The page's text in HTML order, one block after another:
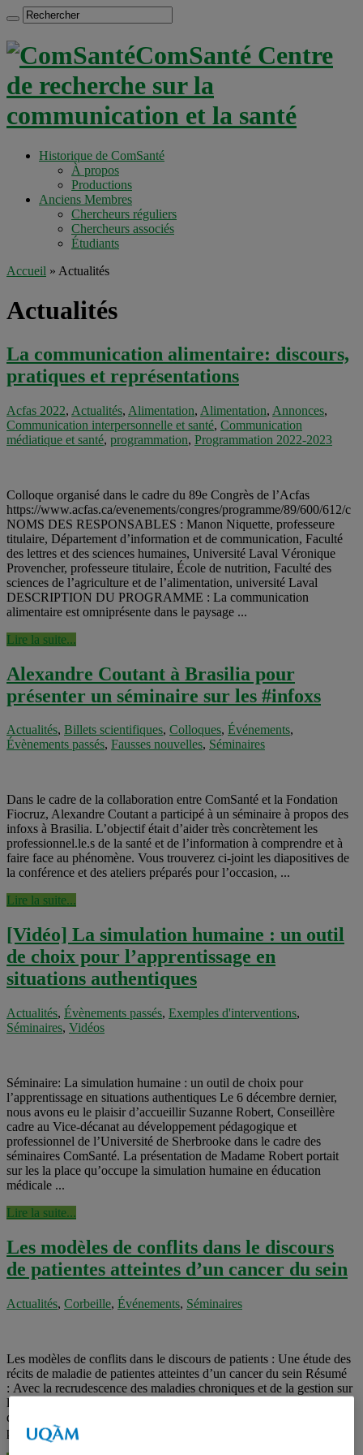
ComSanté Centre
de recherche sur la
communication et la santé
Historique de ComSanté
À propos
Productions
Anciens Membres
Chercheurs réguliers
Chercheurs associés
Étudiants
Accueil » Actualités
Actualités
La communication alimentaire: discours,
pratiques et représentations
Acfas 2022, Actualités, Alimentation, Alimentation, Annonces,
Communication interpersonnelle et santé, Communication
médiatique et santé, programmation, Programmation 2022-2023
Colloque organisé dans le cadre du 89e Congrès de l’Acfas
https://www.acfas.ca/evenements/congres/programme/89/600/612/c
NOMS DES RESPONSABLES : Manon Niquette, professeure
titulaire, Département d’information et de communication, Faculté
des lettres et des sciences humaines, Université Laval Véronique
Provencher, professeure titulaire, École de nutrition, Faculté des
sciences de l’agriculture et de l’alimentation, université Laval
DESCRIPTION DU PROGRAMME : La communication
alimentaire est omniprésente dans le paysage ...
Lire la suite...
Alexandre Coutant à Brasilia pour
présenter un séminaire sur les #infoxs
Actualités, Billets scientifiques, Colloques, Événements,
Évènements passés, Fausses nouvelles, Séminaires
Dans le cadre de la collaboration entre ComSanté et la Fondation
Fiocruz, Alexandre Coutant a participé à un séminaire à propos des
infoxs à Brasilia. L’objectif était d’aider très concrètement les
professionnel.le.s de la santé et de l’information à comprendre et à
faire face au phénomène. Vous trouverez ci-joint les diapositives de
la conférence et des ateliers préparés pour l’occasion, ...
Lire la suite...
[Vidéo] La simulation humaine : un outil
de choix pour l’apprentissage en
situations authentiques
Actualités, Évènements passés, Exemples d'interventions,
Séminaires, Vidéos
Séminaire: La simulation humaine : un outil de choix pour
l’apprentissage en situations authentiques Le 6 décembre dernier,
nous avons eu le plaisir d’accueillir Suzanne Robert, Conseillère
cadre au Vice-décanat au développement pédagogique et
professionnel de l’Université de Sherbrooke dans le cadre des
séminaires ComSanté. La présentation de Madame Robert portait
sur les la place qu’occupe la simulation humaine en éducation
médicale ...
Lire la suite...
Les modèles de conflits dans le discours
de patientes atteintes d’un cancer du sein
Actualités, Corbeille, Événements, Séminaires
Les modèles de conflits dans le discours de patients : Une étude des
récits de maladie de patientes atteintes d’un cancer du sein Résumé
: Avec la recrudescence des maladies chroniques et de la gestion sur
le long terme que ces conditions de santé nécessitent, les politiques
de santé publique favorisent les approches centrées sur le patient, la
personne ou « ...